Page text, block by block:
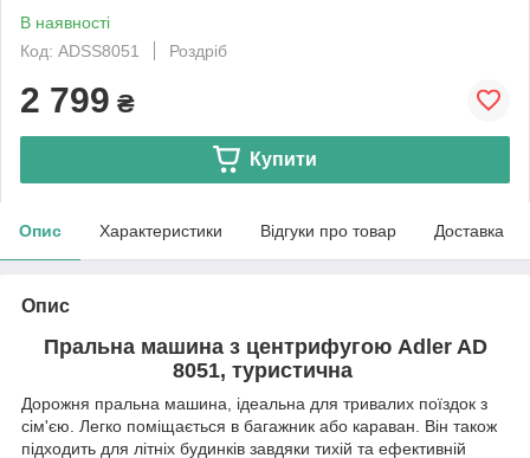
В наявності
Код: ADSS8051
Роздріб
2 799 ₴
Купити
Опис Характеристики Відгуки про товар Доставка
Опис
Пральна машина з центрифугою Adler AD
8051, туристична
Дорожня пральна машина, ідеальна для тривалих поїздок з
сім'єю. Легко поміщається в багажник або караван. Він також
підходить для літніх будинків завдяки тихій та ефективній